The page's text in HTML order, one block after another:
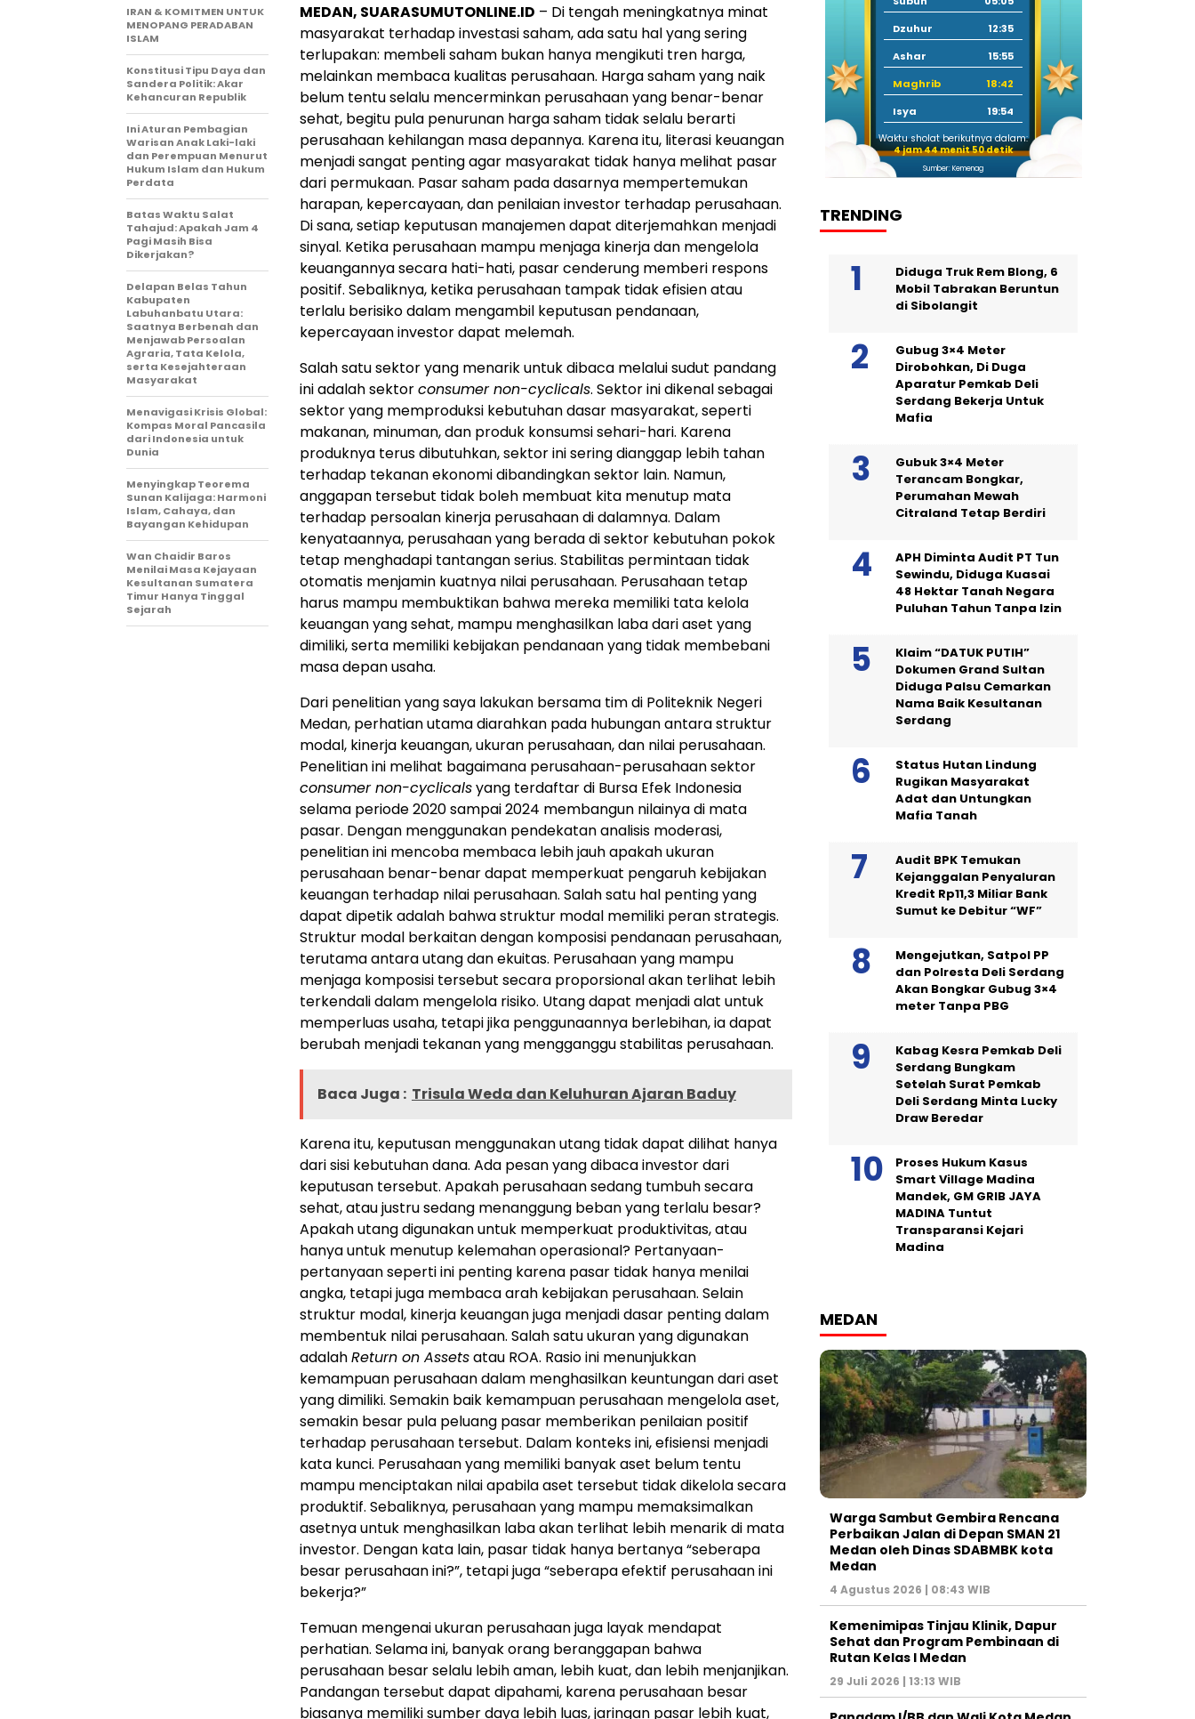
MEDAN, SUARASUMUTONLINE.ID – Di tengah meningkatnya minat
masyarakat terhadap investasi saham, ada satu hal yang sering
terlupakan: membeli saham bukan hanya mengikuti tren harga,
melainkan membaca kualitas perusahaan. Harga saham yang naik
belum tentu selalu mencerminkan perusahaan yang benar-benar
sehat, begitu pula penurunan harga saham tidak selalu berarti
perusahaan kehilangan masa depannya. Karena itu, literasi keuangan
menjadi sangat penting agar masyarakat tidak hanya melihat pasar
dari permukaan. Pasar saham pada dasarnya mempertemukan
harapan, kepercayaan, dan penilaian investor terhadap perusahaan.
Di sana, setiap keputusan manajemen dapat diterjemahkan menjadi
sinyal. Ketika perusahaan mampu menjaga kinerja dan mengelola
keuangannya secara hati-hati, pasar cenderung memberi respons
positif. Sebaliknya, ketika perusahaan tampak tidak efisien atau
terlalu berisiko dalam mengambil keputusan pendanaan,
kepercayaan investor dapat melemah.
Salah satu sektor yang menarik untuk dibaca melalui sudut pandang
ini adalah sektorconsumer non-cyclicals. Sektor ini dikenal sebagai
sektor yang memproduksi kebutuhan dasar masyarakat, seperti
makanan, minuman, dan produk konsumsi sehari-hari. Karena
produknya terus dibutuhkan, sektor ini sering dianggap lebih tahan
terhadap tekanan ekonomi dibandingkan sektor lain. Namun,
anggapan tersebut tidak boleh membuat kita menutup mata
terhadap persoalan kinerja perusahaan di dalamnya. Dalam
kenyataannya, perusahaan yang berada di sektor kebutuhan pokok
tetap menghadapi tantangan serius. Stabilitas permintaan tidak
otomatis menjamin kuatnya nilai perusahaan. Perusahaan tetap
harus mampu membuktikan bahwa mereka memiliki tata kelola
keuangan yang sehat, mampu menghasilkan laba dari aset yang
dimiliki, serta memiliki kebijakan pendanaan yang tidak membebani
masa depan usaha.
Dari penelitian yang saya lakukan bersama tim di Politeknik Negeri
Medan, perhatian utama diarahkan pada hubungan antara struktur
modal, kinerja keuangan, ukuran perusahaan, dan nilai perusahaan.
Penelitian ini melihat bagaimana perusahaan-perusahaan sektor
consumer non-cyclicalsyang terdaftar di Bursa Efek Indonesia
selama periode 2020 sampai 2024 membangun nilainya di mata
pasar. Dengan menggunakan pendekatan analisis moderasi,
penelitian ini mencoba membaca lebih jauh apakah ukuran
perusahaan benar-benar dapat memperkuat pengaruh kebijakan
keuangan terhadap nilai perusahaan. Salah satu hal penting yang
dapat dipetik adalah bahwa struktur modal memiliki peran strategis.
Struktur modal berkaitan dengan komposisi pendanaan perusahaan,
terutama antara utang dan ekuitas. Perusahaan yang mampu
menjaga komposisi tersebut secara proporsional akan terlihat lebih
terkendali dalam mengelola risiko. Utang dapat menjadi alat untuk
memperluas usaha, tetapi jika penggunaannya berlebihan, ia dapat
berubah menjadi tekanan yang mengganggu stabilitas perusahaan.
Baca Juga : Trisula Weda dan Keluhuran Ajaran Baduy
Karena itu, keputusan menggunakan utang tidak dapat dilihat hanya
dari sisi kebutuhan dana. Ada pesan yang dibaca investor dari
keputusan tersebut. Apakah perusahaan sedang tumbuh secara
sehat, atau justru sedang menanggung beban yang terlalu besar?
Apakah utang digunakan untuk memperkuat produktivitas, atau
hanya untuk menutup kelemahan operasional? Pertanyaan-
pertanyaan seperti ini penting karena pasar tidak hanya menilai
angka, tetapi juga membaca arah kebijakan perusahaan. Selain
struktur modal, kinerja keuangan juga menjadi dasar penting dalam
membentuk nilai perusahaan. Salah satu ukuran yang digunakan
adalahReturn on Assetsatau ROA. Rasio ini menunjukkan
kemampuan perusahaan dalam menghasilkan keuntungan dari aset
yang dimiliki. Semakin baik kemampuan perusahaan mengelola aset,
semakin besar pula peluang pasar memberikan penilaian positif
terhadap perusahaan tersebut. Dalam konteks ini, efisiensi menjadi
kata kunci. Perusahaan yang memiliki banyak aset belum tentu
mampu menciptakan nilai apabila aset tersebut tidak dikelola secara
produktif. Sebaliknya, perusahaan yang mampu memaksimalkan
asetnya untuk menghasilkan laba akan terlihat lebih menarik di mata
investor. Dengan kata lain, pasar tidak hanya bertanya “seberapa
besar perusahaan ini?”, tetapi juga “seberapa efektif perusahaan ini
bekerja?”
Temuan mengenai ukuran perusahaan juga layak mendapat
perhatian. Selama ini, banyak orang beranggapan bahwa
perusahaan besar selalu lebih aman, lebih kuat, dan lebih menjanjikan.
Pandangan tersebut dapat dipahami, karena perusahaan besar
biasanya memiliki sumber daya lebih luas, jaringan pasar lebih kuat,
IRAN & KOMITMEN UNTUK
MENOPANG PERADABAN
ISLAM
Konstitusi Tipu Daya dan
Sandera Politik: Akar
Kehancuran Republik
Ini Aturan Pembagian
Warisan Anak Laki-laki
dan Perempuan Menurut
Hukum Islam dan Hukum
Perdata
Batas Waktu Salat
Tahajud: Apakah Jam 4
Pagi Masih Bisa
Dikerjakan?
Delapan Belas Tahun
Kabupaten
Labuhanbatu Utara:
Saatnya Berbenah dan
Menjawab Persoalan
Agraria, Tata Kelola,
serta Kesejahteraan
Masyarakat
Menavigasi Krisis Global:
Kompas Moral Pancasila
dari Indonesia untuk
Dunia
Menyingkap Teorema
Sunan Kalijaga: Harmoni
Islam, Cahaya, dan
Bayangan Kehidupan
Wan Chaidir Baros
Menilai Masa Kejayaan
Kesultanan Sumatera
Timur Hanya Tinggal
Sejarah
Dzuhur
12:35
Ashar
15:55
Maghrib
18:42
Isya
19:54
Waktu sholat berikutnya dalam:
4 jam 44 menit 49 detik
Sumber: Kemenag
TRENDING
Diduga Truk Rem Blong, 6
Mobil Tabrakan Beruntun
di Sibolangit
Gubug 3×4 Meter
Dirobohkan, Di Duga
Aparatur Pemkab Deli
Serdang Bekerja Untuk
Mafia
Gubuk 3×4 Meter
Terancam Bongkar,
Perumahan Mewah
Citraland Tetap Berdiri
APH Diminta Audit PT Tun
Sewindu, Diduga Kuasai
48 Hektar Tanah Negara
Puluhan Tahun Tanpa Izin
Klaim “DATUK PUTIH”
Dokumen Grand Sultan
Diduga Palsu Cemarkan
Nama Baik Kesultanan
Serdang
Status Hutan Lindung
Rugikan Masyarakat
Adat dan Untungkan
Mafia Tanah
Audit BPK Temukan
Kejanggalan Penyaluran
Kredit Rp11,3 Miliar Bank
Sumut ke Debitur “WF”
Mengejutkan, Satpol PP
dan Polresta Deli Serdang
Akan Bongkar Gubug 3×4
meter Tanpa PBG
Kabag Kesra Pemkab Deli
Serdang Bungkam
Setelah Surat Pemkab
Deli Serdang Minta Lucky
Draw Beredar
Proses Hukum Kasus
Smart Village Madina
Mandek, GM GRIB JAYA
MADINA Tuntut
Transparansi Kejari
Madina
MEDAN
Warga Sambut Gembira Rencana
Perbaikan Jalan di Depan SMAN 21
Medan oleh Dinas SDABMBK kota
Medan
4 Agustus 2026 | 08:43 WIB
Kemenimipas Tinjau Klinik, Dapur
Sehat dan Program Pembinaan di
Rutan Kelas I Medan
29 Juli 2026 | 13:13 WIB